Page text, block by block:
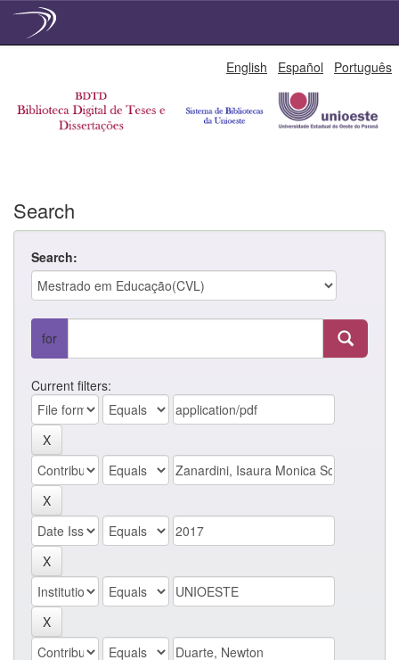
English Español Português
Search
Search:
for
Current filters: